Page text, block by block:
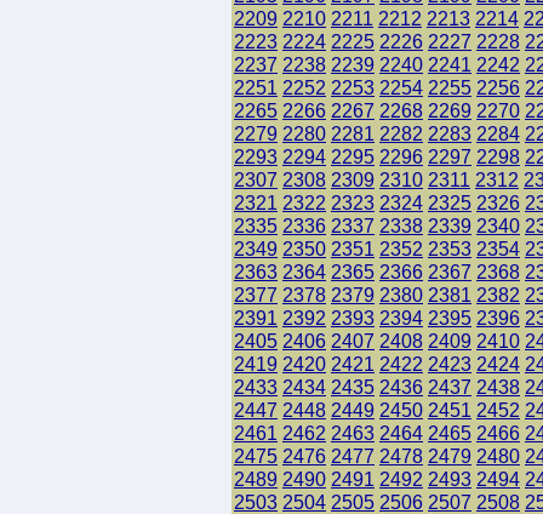
2209 2210 2211 2212 2213 2214
2223 2224 2225 2226 2227 2228
2237 2238 2239 2240 2241 2242
2251 2252 2253 2254 2255 2256
2265 2266 2267 2268 2269 2270
2279 2280 2281 2282 2283 2284
2293 2294 2295 2296 2297 2298
2307 2308 2309 2310 2311 2312
2321 2322 2323 2324 2325 2326
2335 2336 2337 2338 2339 2340
2349 2350 2351 2352 2353 2354
2363 2364 2365 2366 2367 2368
2377 2378 2379 2380 2381 2382
2391 2392 2393 2394 2395 2396
2405 2406 2407 2408 2409 2410
2419 2420 2421 2422 2423 2424
2433 2434 2435 2436 2437 2438
2447 2448 2449 2450 2451 2452
2461 2462 2463 2464 2465 2466
2475 2476 2477 2478 2479 2480
2489 2490 2491 2492 2493 2494
2503 2504 2505 2506 2507 2508